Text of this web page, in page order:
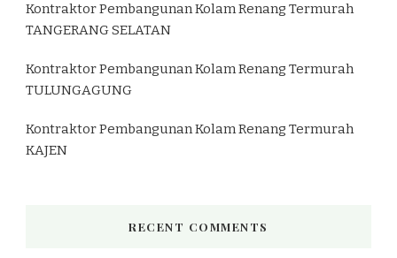
Kontraktor Pembangunan Kolam Renang Termurah
TANGERANG SELATAN
Kontraktor Pembangunan Kolam Renang Termurah
TULUNGAGUNG
Kontraktor Pembangunan Kolam Renang Termurah
KAJEN
RECENT COMMENTS